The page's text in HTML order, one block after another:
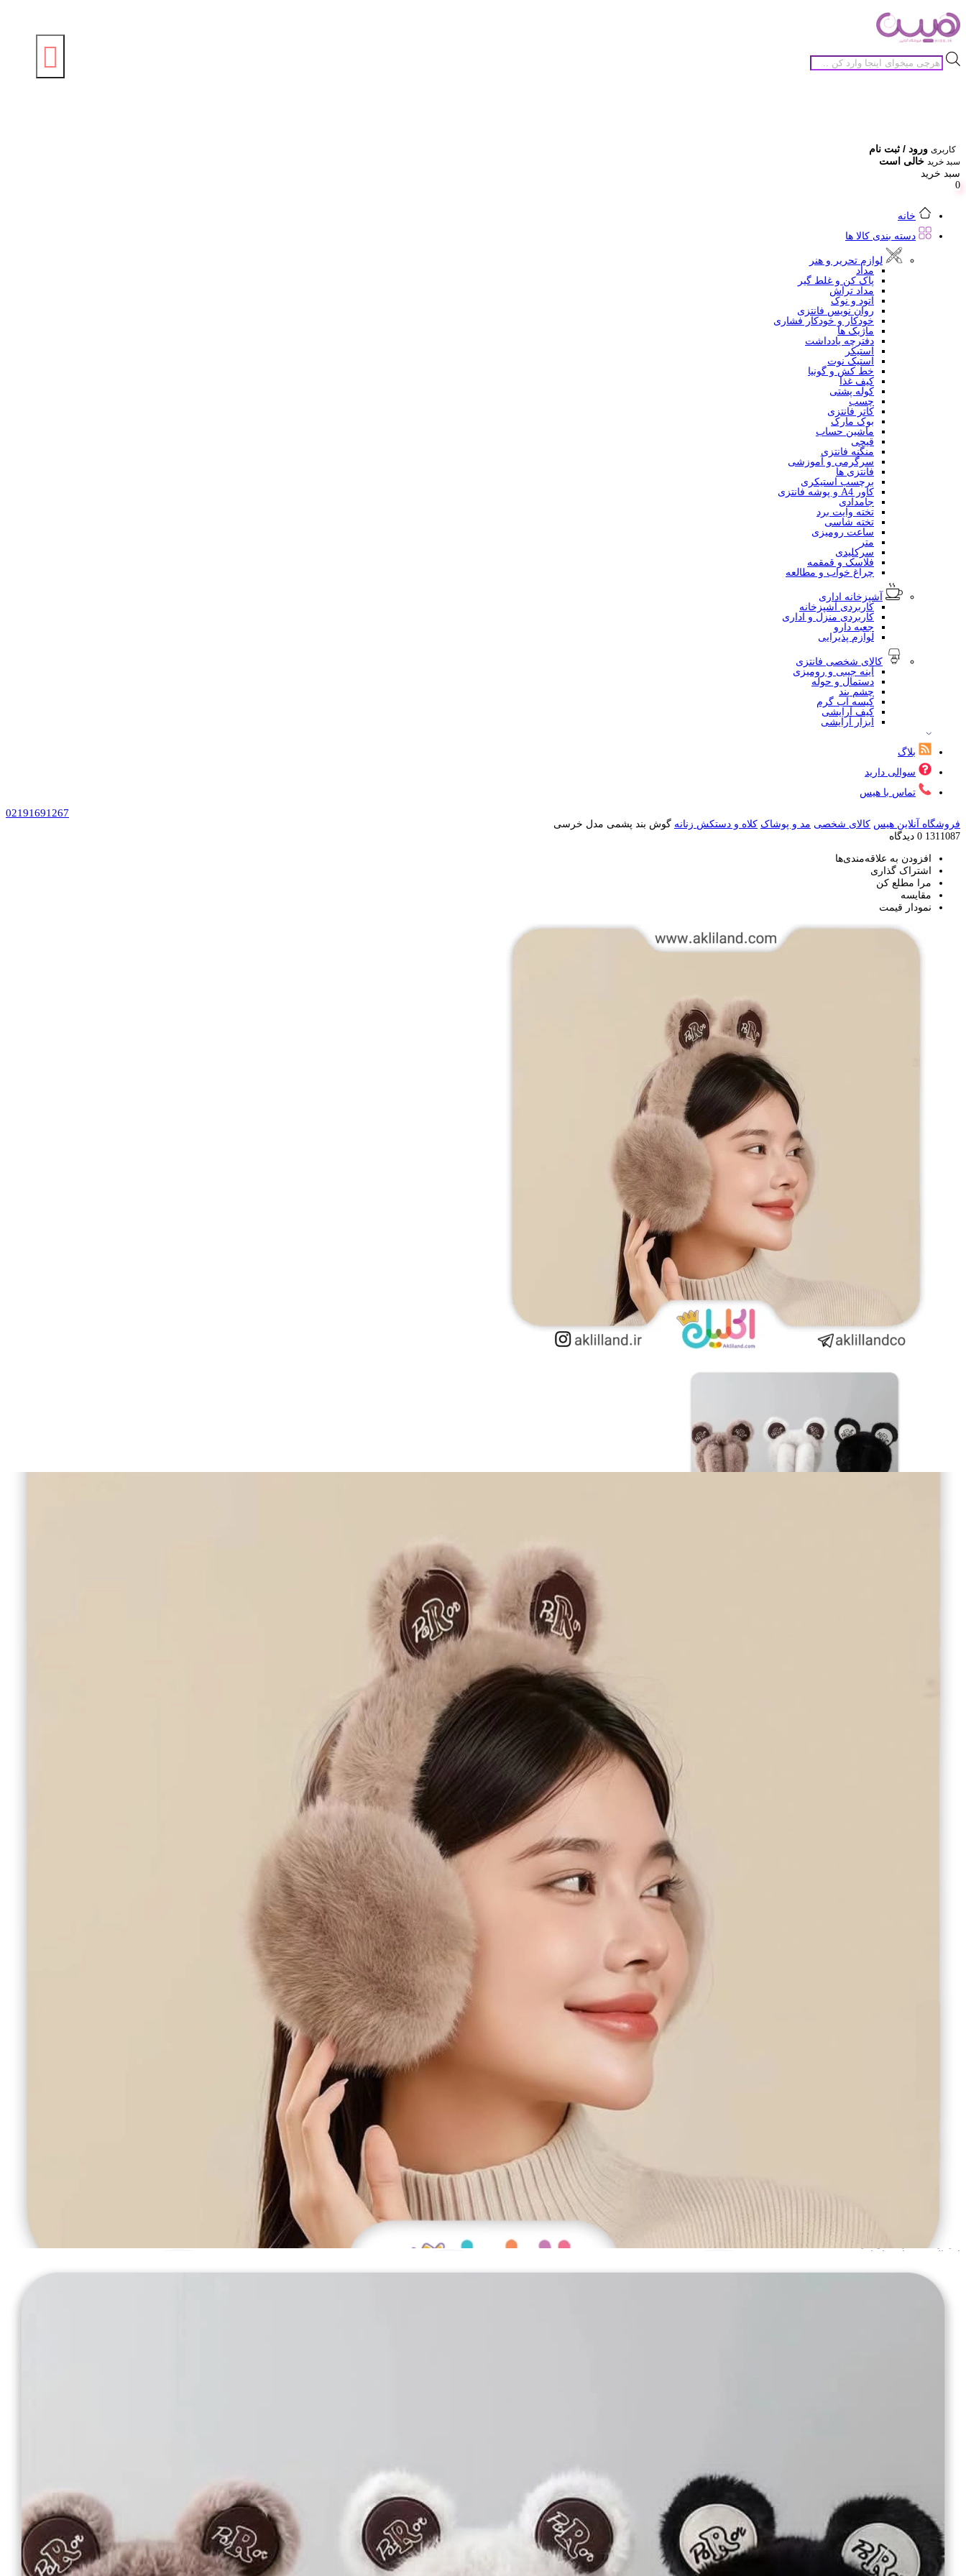
جستجوی
محصولات
کاربری ورود / ثبت نام
سبد خرید خالی است
سبد خرید
0
خانه
دسته بندی کالا ها
لوازم تحریر و هنر
مداد
پاک کن و غلط گیر
مداد تراش
اتود و نوک
روان نویس فانتزی
خودکار و خودکار فشاری
ماژیک ها
دفترچه یادداشت
استیکر
استیک نوت
خط کش و گونیا
کیف غذا
کوله پشتی
چسب
کاتر فانتزی
بوک مارک
ماشین حساب
قیچی
منگنه فانتزی
سرگرمی و آموزشی
فانتزی ها
برچسب استیکری
کاور A4 و پوشه فانتزی
جامدادی
تخته وایت برد
تخته شاسی
ساعت رومیزی
متر
سرکلیدی
فلاسک و قمقمه
چراغ خواب و مطالعه
آشپزخانه اداری
کاربردی آشپزخانه
کاربردی منزل و اداری
جعبه دارو
لوازم پذیرایی
کالای شخصی فانتزی
آینه جیبی و رومیزی
دستمال و حوله
چشم بند
کیسه آب گرم
کیف آرایشی
ابزار آرایشی
بلاگ
سوالی دارید
تماس با هیس
02191691267
فروشگاه آنلاین هیس کالای شخصی مد و پوشاک کلاه و دستکش زنانه گوش بند پشمی مدل خرسی
1311087 0 دیدگاه
افزودن به علاقه‌مندی‌ها
اشتراک گذاری
مرا مطلع کن
مقایسه
نمودار قیمت
این محصول در حال حاضر موجود نمی باشد، اما می توانیداعلان را فعال کنید تا به محض موجود شدن به شما اطلاع دهیم
موجود شد مرا مطلع کن
ضمانت اصل بودن کالا
محصولات مرتبط
کاور مسافرتی خرگوش شکمو(رندوم)